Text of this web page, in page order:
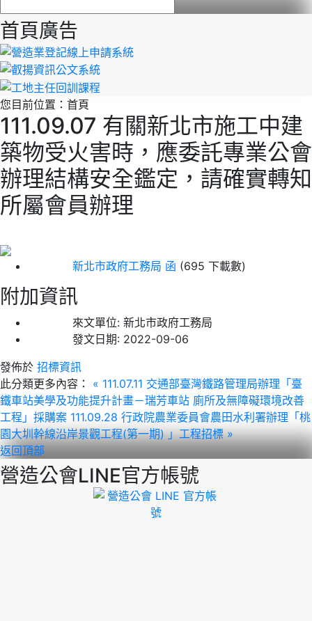
首頁廣告
您目前位置： 首頁
111.09.07 有關新北市施工中建
築物受火害時，應委託專業公會
辦理結構安全鑑定，請確實轉知
所屬會員辦理
新北市政府工務局 函 (695 下載數)
附加資訊
來文單位: 新北市政府工務局
發文日期: 2022-09-06
發佈於 招標資訊
此分類更多內容：
« 111.07.11 交通部臺灣鐵路管理局辦理「臺
鐵車站美學及功能提升計畫－瑞芳車站 廁所及無障礙環境改善
工程」採購案 111.09.28 行政院農業委員會農田水利署辦理「桃
園大圳幹線沿岸景觀工程(第一期) 」工程招標 »
返回頂部
營造公會LINE官方帳號